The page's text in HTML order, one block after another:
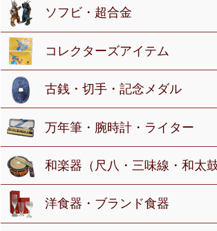
ソフビ・超合金
コレクターズアイテム
古銭・切手・記念メダル
万年筆・腕時計・ライター
和楽器（尺八・三味線・和太鼓
洋食器・ブランド食器